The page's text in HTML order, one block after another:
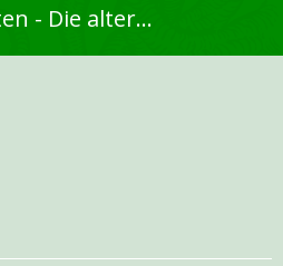
Nähkromanten - Die alternative Näh- und DIY-Community